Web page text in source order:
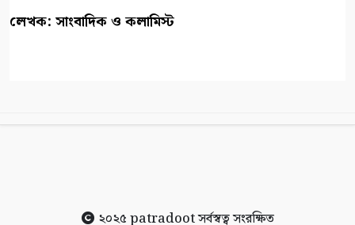
লেখক: সাংবাদিক ও কলামিস্ট
২০২৫ patradootসর্বস্বত্ব সংরক্ষিত